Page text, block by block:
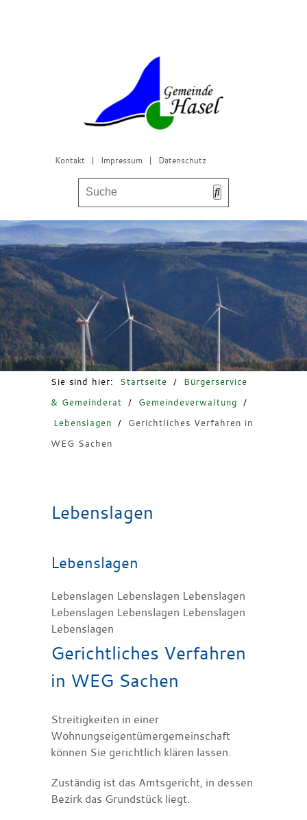
Kontakt | Impressum | Datenschutz
Bürgerservice & Gemeinderat
Leben in Hasel
Freizeit & Tourismus
Sie sind hier: Startseite /
Bürgerservice
& Gemeinderat
/ Gemeindeverwaltung
/
Lebenslagen
/
Gerichtliches Verfahren in
WEG Sachen
Lebenslagen
Lebenslagen
Lebenslagen Lebenslagen Lebenslagen
Lebenslagen Lebenslagen Lebenslagen
Lebenslagen
Gerichtliches Verfahren
in WEG Sachen
Streitigkeiten in einer
Wohnungseigentümergemeinschaft
können Sie gerichtlich klären lassen.
Zuständig ist das Amtsgericht, in dessen
Bezirk das Grundstück liegt.